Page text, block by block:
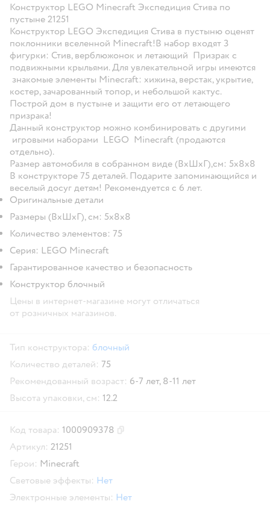
Конструктор LEGO Minecraft Экспедиция Стива по
пустыне 21251
Конструктор LEGO Экспедиция Стива в пустыню оценят
поклонники вселенной Minecraft!В набор входят 3
фигурки: Стив, верблюжонок и летающий Призрак с
подвижными крыльями. Для увлекательной игры имеются
знакомые элементы Minecraft: хижина, верстак, укрытие,
костер, зачарованный топор, и небольшой кактус.
Построй дом в пустыне и защити его от летающего
призрака!
Данный конструктор можно комбинировать с другими
игровыми наборами LEGO Minecraft (продаются
отдельно).
Размер автомобиля в собранном виде (ВхШхГ),см: 5х8х8
В конструкторе 75 деталей. Подарите запоминающийся и
веселый досуг детям! Рекомендуется с 6 лет.
Оригинальные детали
Размеры (ВхШхГ), см: 5х8х8
Количество элементов: 75
Серия: LEGO Minecraft
Гарантированное качество и безопасность
Конструктор блочный
Цены в интернет-магазине могут отличаться
от розничных магазинов.
Тип конструктора: блочный
Количество деталей: 75
Рекомендованный возраст: 6-7 лет, 8-11 лет
Высота упаковки, см: 12.2
Код товара: 1000909378
Артикул: 21251
Герои: Minecraft
Световые эффекты: Нет
Электронные элементы: Нет